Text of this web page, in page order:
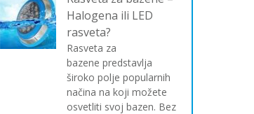
Halogena ili LED
rasveta?
Rasveta za
bazene predstavlja
široko polje popularnih
načina na koji možete
osvetliti svoj bazen. Bez